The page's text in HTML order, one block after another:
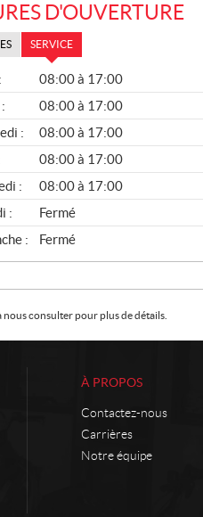
D'OUVERTURE
SERVICE
08:00 à 17:00
08:00 à 17:00
:
08:00 à 17:00
08:00 à 17:00
:
08:00 à 17:00
:
Fermé
:
Fermé
consulter pour plus de détails.
À PROPOS
Contactez-nous
Carrières
Notre équipe